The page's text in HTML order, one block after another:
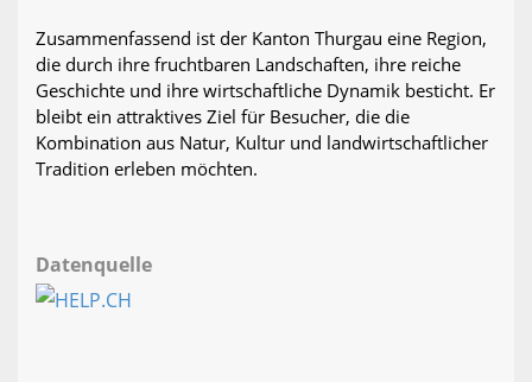
Zusammenfassend ist der Kanton Thurgau eine Region,
die durch ihre fruchtbaren Landschaften, ihre reiche
Geschichte und ihre wirtschaftliche Dynamik besticht. Er
bleibt ein attraktives Ziel für Besucher, die die
Kombination aus Natur, Kultur und landwirtschaftlicher
Tradition erleben möchten.
Datenquelle